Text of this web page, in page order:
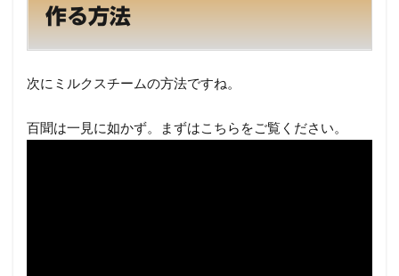
作る方法
次にミルクスチームの方法ですね。
百聞は一見に如かず。まずはこちらをご覧ください。